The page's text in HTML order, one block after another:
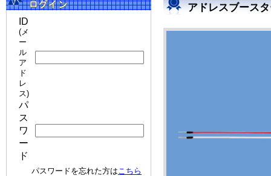
ID
(メ
ー
ル
ア
ド
レ
ス)
パ
ス
ワ
ー
ド
パスワードを忘れた方はこちら
アドレスブース